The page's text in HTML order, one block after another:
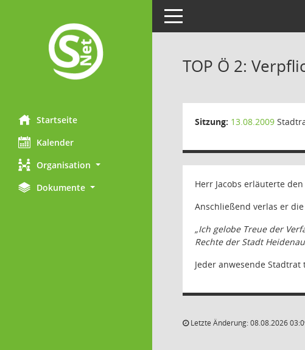
Startseite
Kalender
Organisation
Dokumente
Toggle navigation
TOP Ö 2:
Sitzung: 13.08.2009
Herr Jacobs erläuterte
Anschließend verlas er
„Ich gelobe Treue der
Rechte der Stadt
Jeder anwesende
Letzte Änderung: 08.08.2026